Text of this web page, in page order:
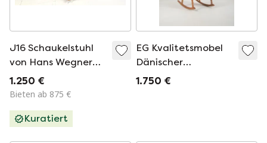
J16 Schaukelstuhl
von Hans Wegner
für FDB Mobler,
1960er Jahre
1.250 €
Bieten ab 875 €
Kuratiert
EG Kvalitetsmobel
Dänischer
Schaukelstuhl
1.750 €